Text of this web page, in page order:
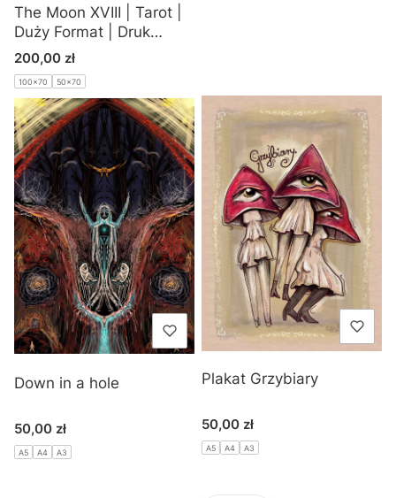
The Moon XVIII | Tarot |
Duży Format | Druk
Pigmentowy
Cena
200,00 zł
100x70 50x70
Down in a hole
Cena
50,00 zł
A5 A4 A3
Plakat Grzybiary
Cena
50,00 zł
A5 A4 A3